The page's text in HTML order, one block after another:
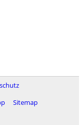
Sitemap